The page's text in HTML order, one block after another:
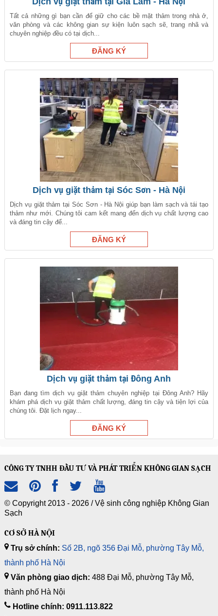
Tất cả những gì bạn cần để giữ cho các bề mặt thảm trong nhà ở,
văn phòng và các không gian sự kiện luôn sạch sẽ, trang nhã và
chuyên nghiệp đều có tại dịch...
Dịch vụ giặt thảm tại Sóc Sơn - Hà Nội
Dịch vụ giặt thảm tại Sóc Sơn - Hà Nội giúp bạn làm sạch và tái tạo
thảm như mới. Chúng tôi cam kết mang đến dịch vụ chất lượng cao
và đáng tin cậy để...
Dịch vụ giặt thảm tại Đông Anh
Bạn đang tìm dịch vụ giặt thảm chuyên nghiệp tại Đông Anh? Hãy
khám phá dịch vụ giặt thảm chất lượng, đáng tin cậy và tiện lợi của
chúng tôi. Đặt lịch ngay...
CÔNG TY TNHH ĐẦU TƯ VÀ PHÁT TRIỂN KHÔNG GIAN SẠCH
© Copyright 2013 - 2026 /Vệ sinh công nghiệp Không Gian
Sạch
CƠ SỞ HÀ NỘI
Trụ sở chính: Số 2B, ngõ 356 Đại Mỗ, phường Tây Mỗ,
thành phố Hà Nội
Văn phòng giao dịch: 488 Đại Mỗ, phường Tây Mỗ,
thành phố Hà Nội
Hotline chính: 0911.113.822